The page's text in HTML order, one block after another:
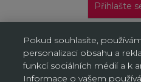
Přihlašte
objednávku. Vztahuje se jen na
místa, neplatí na objednávky
„Přihlásit se“ potvrzujete, že jste si
osobních údajů a
Pokud souhlasíte,
personalizaci obsahu a
funkcí sociálních médií a k
Informace o vašem